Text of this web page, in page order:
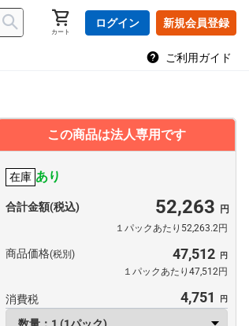
カート
ログイン 新規会員登録
ご利用ガイド
この商品は法人専用です
在庫 あり
合計金額(税込) 52,263
１パックあたり52,263.2円
商品価格(税別) 47,512
１パックあたり47,512円
消費税 4,751